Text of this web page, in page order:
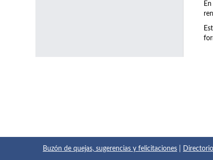
Buzón de quejas, sugerencias y felicitaciones